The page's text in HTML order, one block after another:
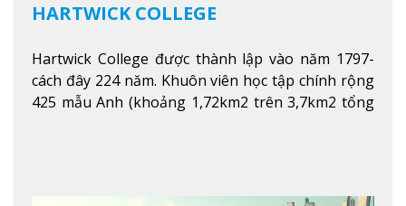
HARTWICK COLLEGE
Hartwick College được thành lập vào năm 1797-
cách đây 224 năm. Khuôn viên học tập chính rộng
425 mẫu Anh (khoảng 1,72km2 trên 3,7km2 tổng